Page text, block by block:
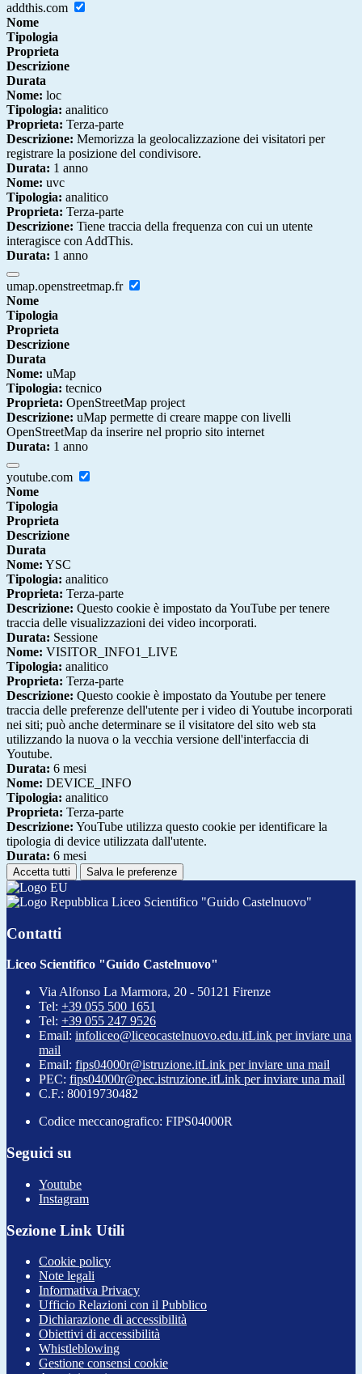
addthis.com
Nome
Tipologia
Proprieta
Descrizione
Durata
Nome: loc
Tipologia: analitico
Proprieta: Terza-parte
Descrizione: Memorizza la geolocalizzazione dei visitatori per
registrare la posizione del condivisore.
Durata: 1 anno
Nome: uvc
Tipologia: analitico
Proprieta: Terza-parte
Descrizione: Tiene traccia della frequenza con cui un utente
interagisce con AddThis.
Durata: 1 anno
umap.openstreetmap.fr
Nome
Tipologia
Proprieta
Descrizione
Durata
Nome: uMap
Tipologia: tecnico
Proprieta: OpenStreetMap project
Descrizione: uMap permette di creare mappe con livelli
OpenStreetMap da inserire nel proprio sito internet
Durata: 1 anno
youtube.com
Nome
Tipologia
Proprieta
Descrizione
Durata
Nome: YSC
Tipologia: analitico
Proprieta: Terza-parte
Descrizione: Questo cookie è impostato da YouTube per tenere
traccia delle visualizzazioni dei video incorporati.
Durata: Sessione
Nome: VISITOR_INFO1_LIVE
Tipologia: analitico
Proprieta: Terza-parte
Descrizione: Questo cookie è impostato da Youtube per tenere
traccia delle preferenze dell'utente per i video di Youtube incorporati
nei siti; può anche determinare se il visitatore del sito web sta
utilizzando la nuova o la vecchia versione dell'interfaccia di
Youtube.
Durata: 6 mesi
Nome: DEVICE_INFO
Tipologia: analitico
Proprieta: Terza-parte
Descrizione: YouTube utilizza questo cookie per identificare la
tipologia di device utilizzata dall'utente.
Durata: 6 mesi
Accetta tutti Salva le preferenze
Liceo Scientifico "Guido Castelnuovo"
Contatti
Liceo Scientifico "Guido Castelnuovo"
Via Alfonso La Marmora, 20 - 50121 Firenze
Tel: +39 055 500 1651
Tel: +39 055 247 9526
Email: infoliceo@liceocastelnuovo.edu.itLink per inviare una
mail
Email: fips04000r@istruzione.itLink per inviare una mail
PEC: fips04000r@pec.istruzione.itLink per inviare una mail
C.F.: 80019730482
Codice meccanografico: FIPS04000R
Seguici su
Youtube
Instagram
Sezione Link Utili
Cookie policy
Note legali
Informativa Privacy
Ufficio Relazioni con il Pubblico
Dichiarazione di accessibilità
Obiettivi di accessibilità
Whistleblowing
Gestione consensi cookie